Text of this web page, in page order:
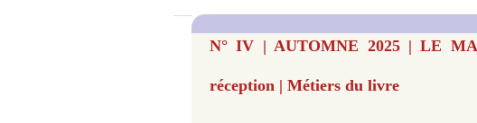
N° IV | AUTOMNE 2025 | LE
réception | Métiers du livre